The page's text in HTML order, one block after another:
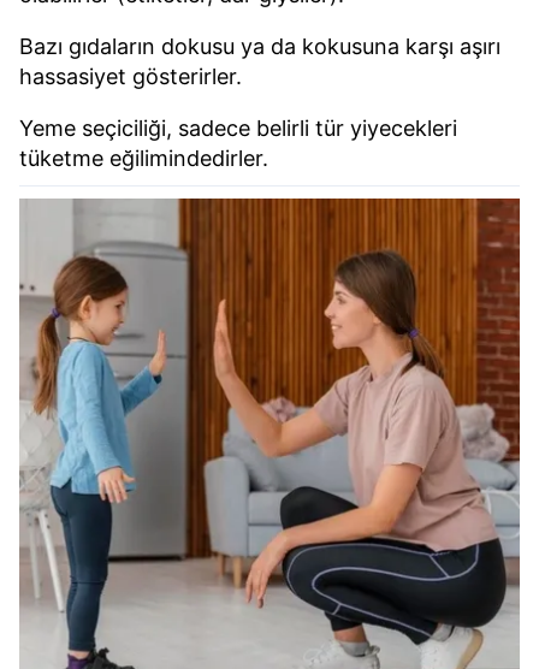
Bazı gıdaların dokusu ya da kokusuna karşı aşırı
hassasiyet gösterirler.
Yeme seçiciliği, sadece belirli tür yiyecekleri
tüketme eğilimindedirler.